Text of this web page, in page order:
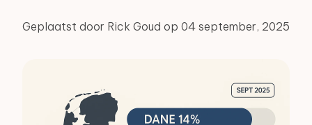
Geplaatst door Rick Goud op 04 september, 2025